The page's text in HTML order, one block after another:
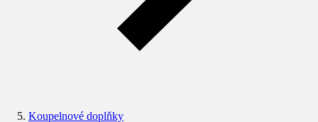
Koupelnové doplňky